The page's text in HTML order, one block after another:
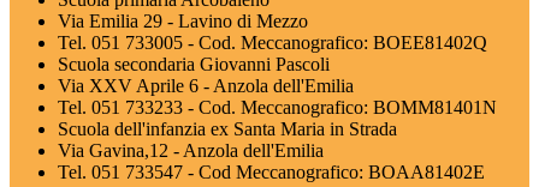
Via Emilia 29 - Lavino di Mezzo
Tel. 051 733005 - Cod. Meccanografico: BOEE81402Q
Scuola secondaria Giovanni Pascoli
Via XXV Aprile 6 - Anzola dell'Emilia
Tel. 051 733233 - Cod. Meccanografico: BOMM81401N
Scuola dell'infanzia ex Santa Maria in Strada
Via Gavina,12 - Anzola dell'Emilia
Tel. 051 733547 - Cod Meccanografico: BOAA81402E